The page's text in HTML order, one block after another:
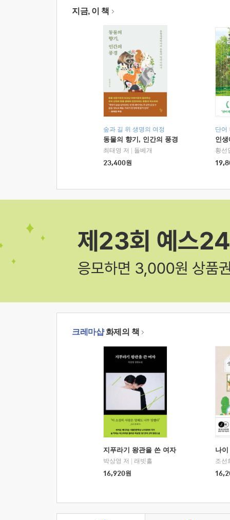
지금, 이 책
숲과 길 위 생명의 여정
동물의 향기, 인간의 풍경
최태영 저
돌베개
23,400원
단어
인
황선
크레마샵화제의 책
지푸라기 왕관을 쓴 여자
박상영 저
래빗홀
16,920원
나
조선